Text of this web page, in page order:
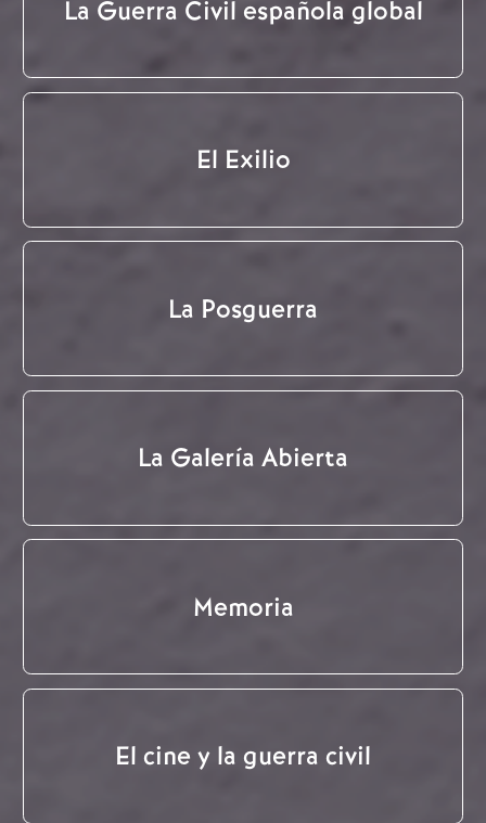
La Guerra Civil española global
El Exilio
La Posguerra
La Galería Abierta
Memoria
El cine y la guerra civil